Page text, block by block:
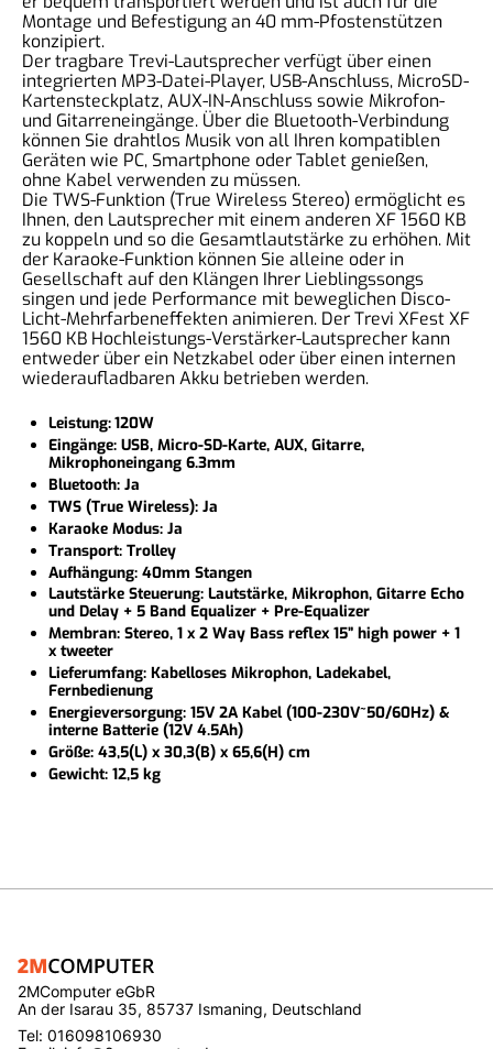
Montage und Befestigung an 40 mm-Pfostenstützen
konzipiert.
Der tragbare Trevi-Lautsprecher verfügt über einen
integrierten MP3-Datei-Player, USB-Anschluss, MicroSD-
Kartensteckplatz, AUX-IN-Anschluss sowie Mikrofon-
und Gitarreneingänge. Über die Bluetooth-Verbindung
können Sie drahtlos Musik von all Ihren kompatiblen
Geräten wie PC, Smartphone oder Tablet genießen,
ohne Kabel verwenden zu müssen.
Die TWS-Funktion (True Wireless Stereo) ermöglicht es
Ihnen, den Lautsprecher mit einem anderen XF 1560 KB
zu koppeln und so die Gesamtlautstärke zu erhöhen. Mit
der Karaoke-Funktion können Sie alleine oder in
Gesellschaft auf den Klängen Ihrer Lieblingssongs
singen und jede Performance mit beweglichen Disco-
Licht-Mehrfarbeneffekten animieren. Der Trevi XFest XF
1560 KB Hochleistungs-Verstärker-Lautsprecher kann
entweder über ein Netzkabel oder über einen internen
wiederaufladbaren Akku betrieben werden.
Leistung:120W
Eingänge: USB, Micro-SD-Karte, AUX, Gitarre,
Mikrophoneingang 6.3mm
Bluetooth: Ja
TWS (True Wireless): Ja
Karaoke Modus: Ja
Transport: Trolley
Aufhängung: 40mm Stangen
Lautstärke Steuerung: Lautstärke, Mikrophon, Gitarre Echo
und Delay + 5 Band Equalizer + Pre-Equalizer
Membran: Stereo, 1 x 2 Way Bass reflex 15” high power + 1
x tweeter
Lieferumfang: Kabelloses Mikrophon, Ladekabel,
Fernbedienung
Energieversorgung: 15V 2A Kabel (100-230V~50/60Hz) &
interne Batterie (12V 4.5Ah)
Größe: 43,5(L) x 30,3(B) x 65,6(H) cm
Gewicht: 12,5 kg
2MComputer eGbR
An der Isarau 35, 85737 Ismaning, Deutschland
Tel: 016098106930